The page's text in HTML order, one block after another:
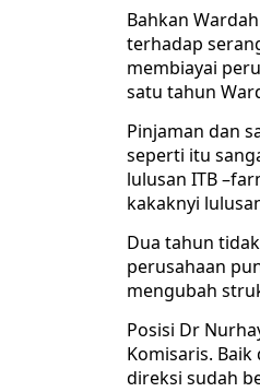
Bahkan
terhadap
membiayai
satu tahun
Pinjaman dan
seperti itu
lulusan ITB
kakaknyi
Dua tahun
perusahaan
mengubah
Posisi Dr
Komisaris.
direksi sudah